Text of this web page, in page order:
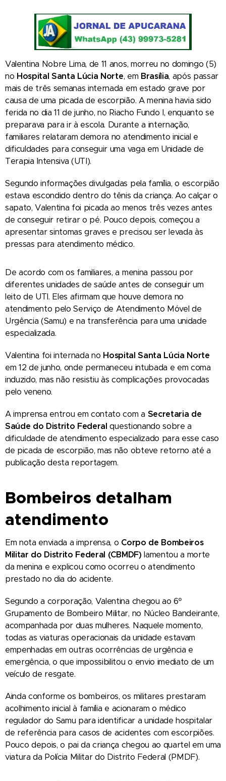
Valentina Nobre Lima, de 11 anos, morreu no domingo (5)
no Hospital Santa Lúcia Norte, em Brasília, após passar
mais de três semanas internada em estado grave por
causa de uma picada de escorpião. A menina havia sido
ferida no dia 11 de junho, no Riacho Fundo I, enquanto se
preparava para ir à escola. Durante a internação,
familiares relataram demora no atendimento inicial e
dificuldades para conseguir uma vaga em Unidade de
Terapia Intensiva (UTI).
Segundo informações divulgadas pela família, o escorpião
estava escondido dentro do tênis da criança. Ao calçar o
sapato, Valentina foi picada ao menos três vezes antes
de conseguir retirar o pé. Pouco depois, começou a
apresentar sintomas graves e precisou ser levada às
pressas para atendimento médico.
De acordo com os familiares, a menina passou por
diferentes unidades de saúde antes de conseguir um
leito de UTI. Eles afirmam que houve demora no
atendimento pelo Serviço de Atendimento Móvel de
Urgência (Samu) e na transferência para uma unidade
especializada.
Valentina foi internada no Hospital Santa Lúcia Norte
em 12 de junho, onde permaneceu intubada e em coma
induzido, mas não resistiu às complicações provocadas
pelo veneno.
A imprensa entrou em contato com a Secretaria de
Saúde do Distrito Federal questionando sobre a
dificuldade de atendimento especializado para esse caso
de picada de escorpião, mas não obteve retorno até a
publicação desta reportagem.
Bombeiros detalham
atendimento
Em nota enviada a imprensa, o Corpo de Bombeiros
Militar do Distrito Federal (CBMDF) lamentou a morte
da menina e explicou como ocorreu o atendimento
prestado no dia do acidente.
Segundo a corporação, Valentina chegou ao 6º
Grupamento de Bombeiro Militar, no Núcleo Bandeirante,
acompanhada por duas mulheres. Naquele momento,
todas as viaturas operacionais da unidade estavam
empenhadas em outras ocorrências de urgência e
emergência, o que impossibilitou o envio imediato de um
veículo de resgate.
Ainda conforme os bombeiros, os militares prestaram
acolhimento inicial à família e acionaram o médico
regulador do Samu para identificar a unidade hospitalar
de referência para casos de acidentes com escorpiões.
Pouco depois, o pai da criança chegou ao quartel em uma
viatura da Polícia Militar do Distrito Federal (PMDF).